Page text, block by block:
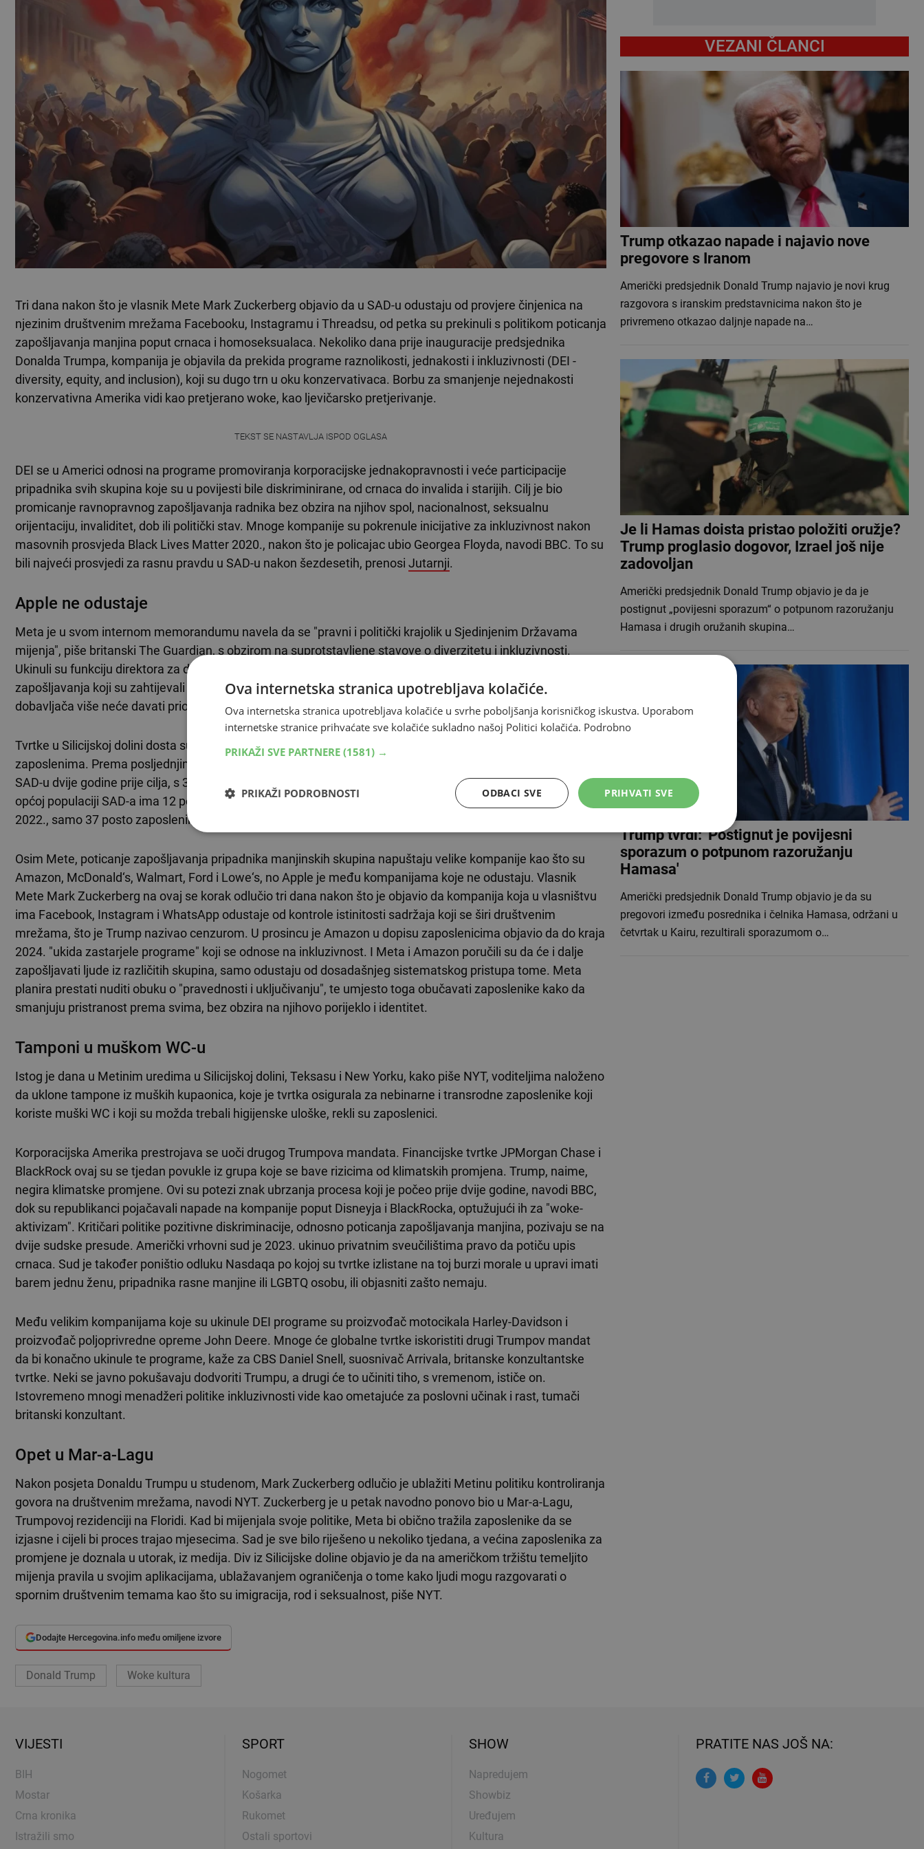
Tri dana nakon što je vlasnik Mete Mark Zuckerberg objavio da u SAD-u odustaju od provjere činjenica na
njezinim društvenim mrežama Facebooku, Instagramu i Threadsu, od petka su prekinuli s politikom poticanja
zapošljavanja manjina poput crnaca i homoseksualaca. Nekoliko dana prije inauguracije predsjednika
Donalda Trumpa, kompanija je objavila da prekida programe raznolikosti, jednakosti i inkluzivnosti (DEI -
diversity, equity, and inclusion), koji su dugo trn u oku konzervativaca. Borbu za smanjenje nejednakosti
konzervativna Amerika vidi kao pretjerano woke, kao ljevičarsko pretjerivanje.
TEKST SE NASTAVLJA ISPOD OGLASA
DEI se u Americi odnosi na programe promoviranja korporacijske jednakopravnosti i veće participacije
pripadnika svih skupina koje su u povijesti bile diskriminirane, od crnaca do invalida i starijih. Cilj je bio
promicanje ravnopravnog zapošljavanja radnika bez obzira na njihov spol, nacionalnost, seksualnu
orijentaciju, invaliditet, dob ili politički stav. Mnoge kompanije su pokrenule inicijative za inkluzivnost nakon
masovnih prosvjeda Black Lives Matter 2020., nakon što je policajac ubio Georgea Floyda, navodi BBC. To su
bili najveći prosvjedi za rasnu pravdu u SAD-u nakon šezdesetih, prenosi Jutarnji.
Apple ne odustaje
Meta je u svom internom memorandumu navela da se "pravni i politički krajolik u Sjedinjenim Državama
mijenja", piše britanski The Guardian, s obzirom na suprotstavljene stavove o diverzitetu i inkluzivnosti.
Ukinuli su funkciju direktora za diverzitet, raspustili kompletan tim koji se time bavio, ukinuli ciljeve
zapošljavanja koji su zahtijevali zapošljavanje određenog broja žena i manjina te objavili da kod odabira
dobavljača više neće davati prioritet tvrtkama u vlasništvu manjina, piše NYT.
Tvrtke u Silicijskoj dolini dosta su bile napadane zbog pretjerane dominacije muškaraca i bijelaca među
zaposlenima. Prema posljednjim podacima, Meta je udvostručila broj crnih i latinoameričkih zaposlenika u
SAD-u dvije godine prije cilja, s 3,8 posto i 5,2 posto na 4,9 posto odnosno 6,7 posto, navodi The Guardian. U
općoj populaciji SAD-a ima 12 posto crnaca i 19 posto Latinoamerikanaca. Prema posljednjim podacima iz
2022., samo 37 posto zaposlenika Mete činile su žene.
Osim Mete, poticanje zapošljavanja pripadnika manjinskih skupina napuštaju velike kompanije kao što su
Amazon, McDonald‘s, Walmart, Ford i Lowe‘s, no Apple je među kompanijama koje ne odustaju. Vlasnik
Mete Mark Zuckerberg na ovaj se korak odlučio tri dana nakon što je objavio da kompanija koja u vlasništvu
ima Facebook, Instagram i WhatsApp odustaje od kontrole istinitosti sadržaja koji se širi društvenim
mrežama, što je Trump nazivao cenzurom. U prosincu je Amazon u dopisu zaposlenicima objavio da do kraja
2024. "ukida zastarjele programe" koji se odnose na inkluzivnost. I Meta i Amazon poručili su da će i dalje
zapošljavati ljude iz različitih skupina, samo odustaju od dosadašnjeg sistematskog pristupa tome. Meta
planira prestati nuditi obuku o "pravednosti i uključivanju", te umjesto toga obučavati zaposlenike kako da
smanjuju pristranost prema svima, bez obzira na njihovo porijeklo i identitet.
Tamponi u muškom WC-u
Istog je dana u Metinim uredima u Silicijskoj dolini, Teksasu i New Yorku, kako piše NYT, voditeljima naloženo
da uklone tampone iz muških kupaonica, koje je tvrtka osigurala za nebinarne i transrodne zaposlenike koji
koriste muški WC i koji su možda trebali higijenske uloške, rekli su zaposlenici.
Korporacijska Amerika prestrojava se uoči drugog Trumpova mandata. Financijske tvrtke JPMorgan Chase i
BlackRock ovaj su se tjedan povukle iz grupa koje se bave rizicima od klimatskih promjena. Trump, naime,
negira klimatske promjene. Ovi su potezi znak ubrzanja procesa koji je počeo prije dvije godine, navodi BBC,
dok su republikanci pojačavali napade na kompanije poput Disneyja i BlackRocka, optužujući ih za "woke-
aktivizam". Kritičari politike pozitivne diskriminacije, odnosno poticanja zapošljavanja manjina, pozivaju se na
dvije sudske presude. Američki vrhovni sud je 2023. ukinuo privatnim sveučilištima pravo da potiču upis
crnaca. Sud je također poništio odluku Nasdaqa po kojoj su tvrtke izlistane na toj burzi morale u upravi imati
barem jednu ženu, pripadnika rasne manjine ili LGBTQ osobu, ili objasniti zašto nemaju.
Među velikim kompanijama koje su ukinule DEI programe su proizvođač motocikala Harley-Davidson i
proizvođač poljoprivredne opreme John Deere. Mnoge će globalne tvrtke iskoristiti drugi Trumpov mandat
da bi konačno ukinule te programe, kaže za CBS Daniel Snell, suosnivač Arrivala, britanske konzultantske
tvrtke. Neki se javno pokušavaju dodvoriti Trumpu, a drugi će to učiniti tiho, s vremenom, ističe on.
Istovremeno mnogi menadžeri politike inkluzivnosti vide kao ometajuće za poslovni učinak i rast, tumači
britanski konzultant.
Opet u Mar-a-Lagu
Nakon posjeta Donaldu Trumpu u studenom, Mark Zuckerberg odlučio je ublažiti Metinu politiku kontroliranja
govora na društvenim mrežama, navodi NYT. Zuckerberg je u petak navodno ponovo bio u Mar-a-Lagu,
Trumpovoj rezidenciji na Floridi. Kad bi mijenjala svoje politike, Meta bi obično tražila zaposlenike da se
izjasne i cijeli bi proces trajao mjesecima. Sad je sve bilo riješeno u nekoliko tjedana, a većina zaposlenika za
promjene je doznala u utorak, iz medija. Div iz Silicijske doline objavio je da na američkom tržištu temeljito
mijenja pravila u svojim aplikacijama, ublažavanjem ograničenja o tome kako ljudi mogu razgovarati o
spornim društvenim temama kao što su imigracija, rod i seksualnost, piše NYT.
Dodajte Hercegovina.info među omiljene izvore
Donald Trump Woke kultura
VEZANI ČLANCI
Trump otkazao napade i najavio nove
pregovore s Iranom
Američki predsjednik Donald Trump najavio je novi krug
razgovora s iranskim predstavnicima nakon što je
privremeno otkazao daljnje napade na…
Je li Hamas doista pristao položiti oružje?
Trump proglasio dogovor, Izrael još nije
zadovoljan
Američki predsjednik Donald Trump objavio je da je
postignut „povijesni sporazum“ o potpunom razoružanju
Hamasa i drugih oružanih skupina…
Trump tvrdi: 'Postignut je povijesni
sporazum o potpunom razoružanju
Hamasa'
Američki predsjednik Donald Trump objavio je da su
pregovori između posrednika i čelnika Hamasa, održani u
četvrtak u Kairu, rezultirali sporazumom o…
VIJESTI
BIH
Mostar
Crna kronika
Istražili smo
SPORT
Nogomet
Košarka
Rukomet
Ostali sportovi
SHOW
Napredujem
Showbiz
Uređujem
Kultura
PRATITE NAS JOŠ NA:
Ova internetska stranica upotrebljava kolačiće.
Ova internetska stranica upotrebljava kolačiće u svrhe poboljšanja korisničkog iskustva. Uporabom
internetske stranice prihvaćate sve kolačiće sukladno našoj Politici kolačića. Podrobno
PRIKAŽI SVE PARTNERE (1581) →
PRIHVATI SVE
ODBACI SVE
PRIKAŽI PODROBNOSTI